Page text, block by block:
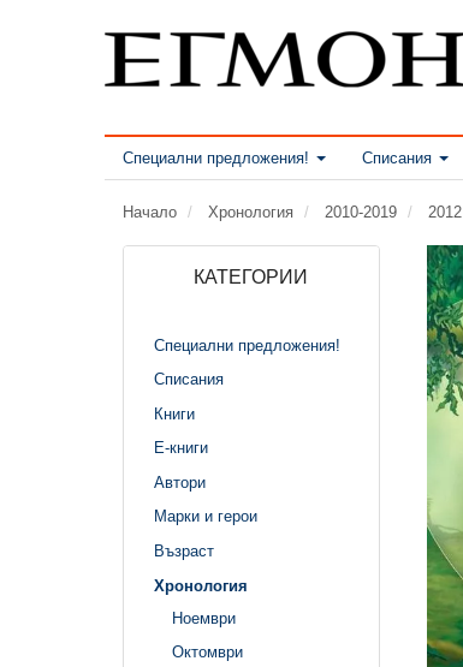
Специални предложения! Списания
Начало Хронология 2010-2019 2012
КАТЕГОРИИ
Специални предложения!
Списания
Книги
Е-книги
Автори
Марки и герои
Възраст
Хронология
Ноември
Октомври